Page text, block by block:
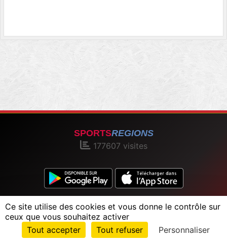
SPORTSREGIONS
177607 visites
Charte cookies
Gestion des cookies
Informations légales
Signaler un contenu inapproprié
Envie de participer ?
Connexion
Ce site utilise des cookies et vous donne le contrôle sur
ceux que vous souhaitez activer
Tout accepter
Tout refuser Personnaliser